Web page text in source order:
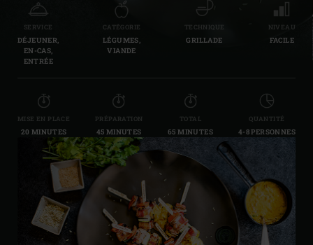
SERVICE
DÉJEUNER,
EN-CAS,
ENTRÉE
CATÉGORIE
LÉGUMES,
VIANDE
TECHNIQUE
GRILLADE
NIVEAU
FACILE
MISE EN PLACE
20 MINUTES
PRÉPARATION
45 MINUTES
TOTAL
65 MINUTES
QUANTITÉ
4-8 PERSONNES